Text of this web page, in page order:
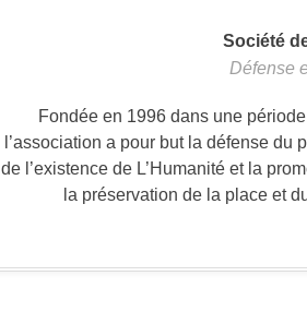
Société
Défense
Fondée en 1996 dans une
l’association a pour but la défense
de l’existence de L’Humanité et la
la préservation de la place et